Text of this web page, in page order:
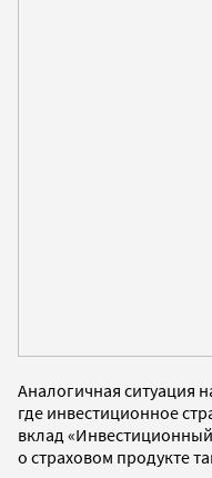
Аналогичная ситуация
где инвестиционное
вклад
о страховом продукте